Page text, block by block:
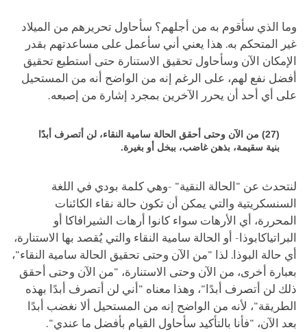
وما الذي سأقوم به من أجلهم؟ سأحاول تحريرهم من الميلاد
غير المتحكم به. هذا يعني أني سأعمل على مساعدتهم بقدر
الإمكان الآن وسأحاول تحقيق الاستنارة حتى أستطيع تحقيق
أفضل نفع لهم، على الرغم إنه من الواضح أنه من المستحيل
على أي أحد أن يحرر الآخرين بمجرد إشارة من إصبعه.
(27) من الآن وحتى أحقق الحالة سامية النقاء، لن أتصرف أبدًا
بنية سقيمة، بذهن غاضب، ببخل أو بغيرة.
لنتحدث عن "الحالة النقية" -وهي كلمة بودي في اللغة
السنسكريتية والتي يمكن أن تكون حالة نقاء الكائنات
المحررة، أي الأرهات سواء كانوا أرهات الشيرافاكا أو
البراتياكابوذا- أو الحالة سامية النقاء والتي يُقصد بها الاستنارة،
أي حالة البوذا. لذا "من الآن وحتى تحقيق الحالة سامية النقاء"،
بعبارة أخرى، من الآن وحتى الاستنارة، "من الآن وحتى أحقق
ذلك لن أتصرف أبدًا"، وهذا معناه "أني لن أتصرف أبدًا بهذه
الطريقة"، لأنه من الواضح إنه من المستحيل ألا نغضب أبدًا
بعد الآن، "فأنا بالتأكيد سأحاول القيام بأفضل ما عندي".